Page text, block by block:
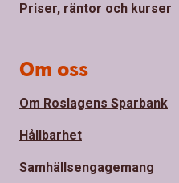
Priser, räntor och kurser
Om oss
Om Roslagens Sparbank
Hållbarhet
Samhällsengagemang